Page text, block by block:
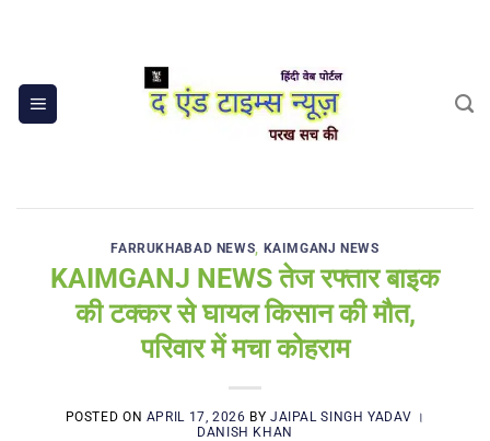
FARRUKHABAD NEWS, KAIMGANJ NEWS
KAIMGANJ NEWS तेज रफ्तार बाइक
की टक्कर से घायल किसान की मौत,
परिवार में मचा कोहराम
POSTED ON APRIL 17, 2026 BY JAIPAL SINGH YADAV ।
DANISH KHAN